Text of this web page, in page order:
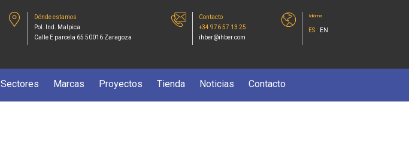
Dónde estamos
Pol. Ind. Malpica
Calle E parcela 65 50016 Zaragoza
Contacto
+34 976 57 13 25
ihber@ihber.com
Idioma
ES EN
Sectores Marcas Proyectos Tienda Noticias Contacto